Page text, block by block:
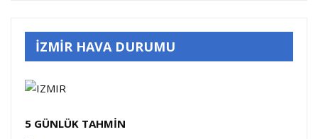
İZMİR HAVA DURUMU
5 GÜNLÜK TAHMİN